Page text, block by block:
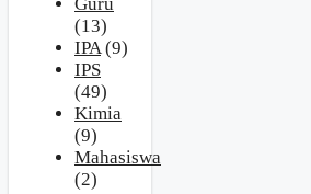
(13)
IPA(9)
IPS
(49)
Kimia
(9)
Mahasiswa
(2)